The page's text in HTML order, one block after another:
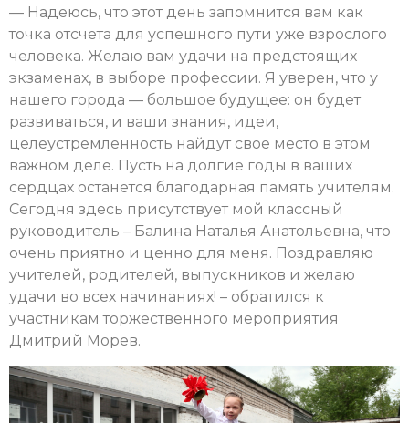
— Надеюсь, что этот день запомнится вам как
точка отсчета для успешного пути уже взрослого
человека. Желаю вам удачи на предстоящих
экзаменах, в выборе профессии. Я уверен, что у
нашего города — большое будущее: он будет
развиваться, и ваши знания, идеи,
целеустремленность найдут свое место в этом
важном деле. Пусть на долгие годы в ваших
сердцах останется благодарная память учителям.
Сегодня здесь присутствует мой классный
руководитель – Балина Наталья Анатольевна, что
очень приятно и ценно для меня. Поздравляю
учителей, родителей, выпускников и желаю
удачи во всех начинаниях! – обратился к
участникам торжественного мероприятия
Дмитрий Морев.